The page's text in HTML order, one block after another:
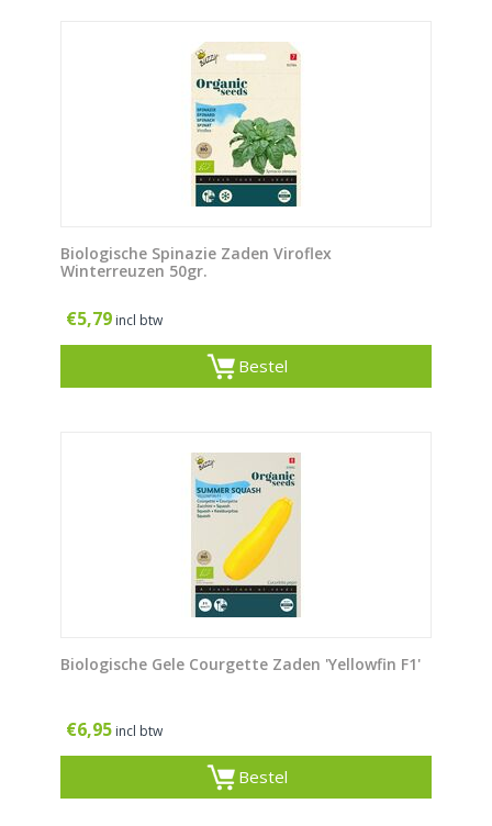
Biologische Spinazie Zaden Viroflex
Winterreuzen 50gr.
€5,79 incl btw
Bestel
Biologische Gele Courgette Zaden 'Yellowfin F1'
€6,95 incl btw
Bestel